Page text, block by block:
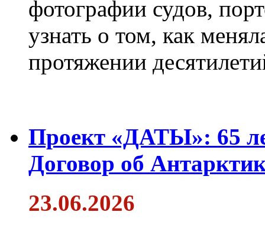
фотографии судов,
узнать о том, как
протяжении
Проект «ДАТЫ»: 65
Договор об
23.06.2026